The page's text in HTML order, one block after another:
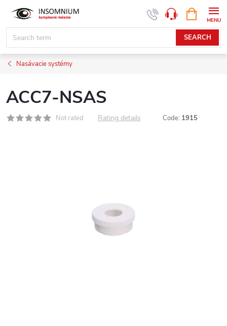
content
SEARCH
CART
Nasávacie systémy
ACC7-NSAS
Not rated Rating details Code: 1915
www.insomnium.sk - Chat